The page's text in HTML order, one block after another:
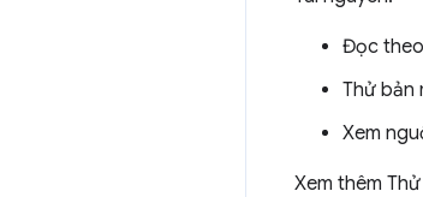
Đọc
Thử bản
Xem
Xem thêm